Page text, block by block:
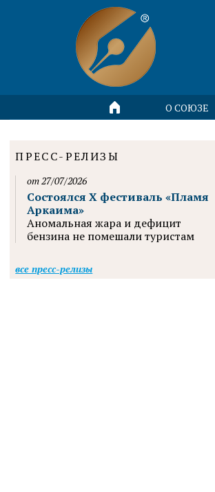
О СОЮЗЕ
ПРЕСС-РЕЛИЗЫ
от 27/07/2026
Состоялся X фестиваль «Пламя
Аркаима»
Аномальная жара и дефицит
бензина не помешали туристам
все пресс-релизы